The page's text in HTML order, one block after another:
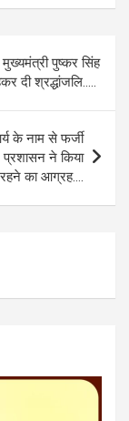
py
n
k
ar
eपुष्कर सिंह
दी श्रद्धांजलि…..
के नाम से फर्जी
ने किया
का आग्रह….